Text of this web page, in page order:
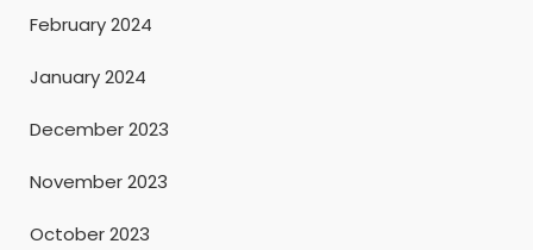
February 2024
January 2024
December 2023
November 2023
October 2023